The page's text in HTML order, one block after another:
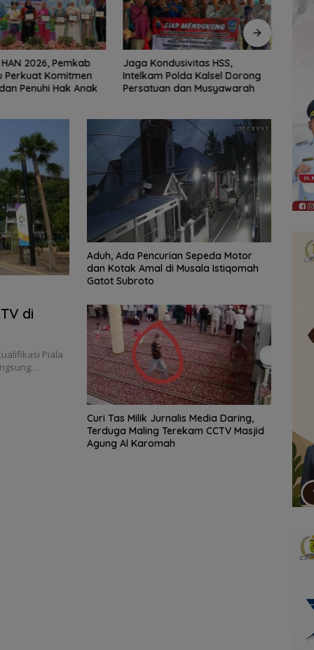
HSS,
Kalsel Dorong
dan Musyawarah
Erick Thohir Janjikan Evaluasi
Usai Indonesia Tersingkir
di
Piala
Aduh, Ada Pencurian Sepeda Motor
dan Kotak Amal di Musala Istiqomah
Gatot Subroto
Curi Tas Milik Jurnalis Media Daring,
Terduga Maling Terekam CCTV Masjid
Agung Al Karomah